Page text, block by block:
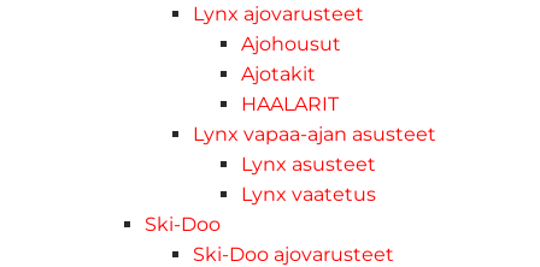
Lynx ajovarusteet
Ajohousut
Ajotakit
HAALARIT
Lynx vapaa-ajan asusteet
Lynx asusteet
Lynx vaatetus
Ski-Doo
Ski-Doo ajovarusteet